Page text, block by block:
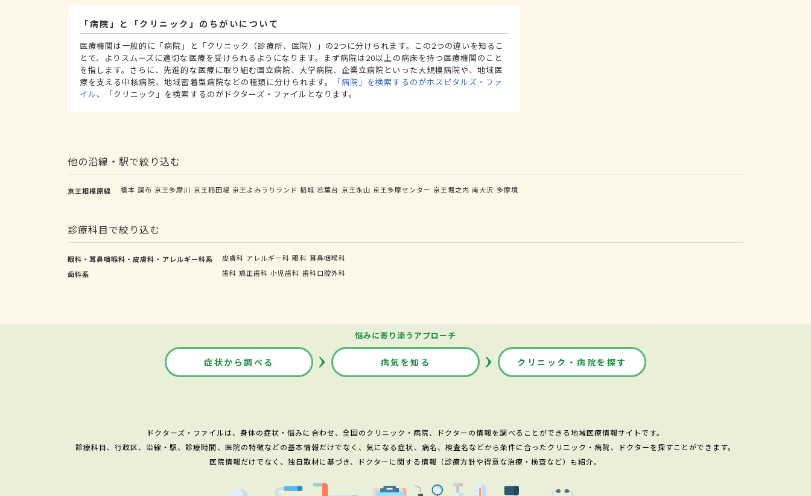
「病院」と「クリニック」のちがいについて
医療機関は一般的に「病院」と「クリニック（診療所、医院）」の2つに分けられます。この2つの違いを知るこ
とで、よりスムーズに適切な医療を受けられるようになります。まず病院は20以上の病床を持つ医療機関のこと
を指します。さらに、先進的な医療に取り組む国立病院、大学病院、企業立病院といった大規模病院や、地域医
療を支える中核病院、地域密着型病院などの種類に分けられます。
「病院」を検索するのがホスピタルズ・ファ
イル、「クリニック」を検索するのがドクターズ・ファイルとなります。
他の沿線・駅で絞り込む
京王相模原線 橋本 調布 京王多摩川 京王稲田堤 京王よみうりランド 稲城 若葉台 京王永山 京王多摩センター 京王堀之内 南大沢 多摩境
診療科目で絞り込む
眼科・耳鼻咽喉科・皮膚科・アレルギー科系 皮膚科 アレルギー科 眼科 耳鼻咽喉科
歯科系
歯科 矯正歯科 小児歯科 歯科口腔外科
悩みに寄り添うアプローチ
症状から調べる 病気を知る クリニック・病院を探す
ドクターズ・ファイルは、身体の症状・悩みに合わせ、全国のクリニック・病院、ドクターの情報を調べることができる地域医療情報サイトです。
診療科目、行政区、沿線・駅、診療時間、医院の特徴などの基本情報だけでなく、気になる症状、病名、検査名などから条件に合ったクリニック・病院、ドクターを探すことができます。
医院情報だけでなく、独自取材に基づき、ドクターに関する情報（診療方針や得意な治療・検査など）も紹介。